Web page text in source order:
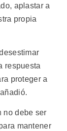
aplastar a
propia
respuesta
proteger a
no debe ser
mantener